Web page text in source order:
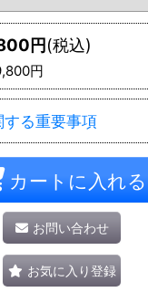
円(税込)
円
る重要事項
カートに入れる
お問い合わせ
お気に入り登録